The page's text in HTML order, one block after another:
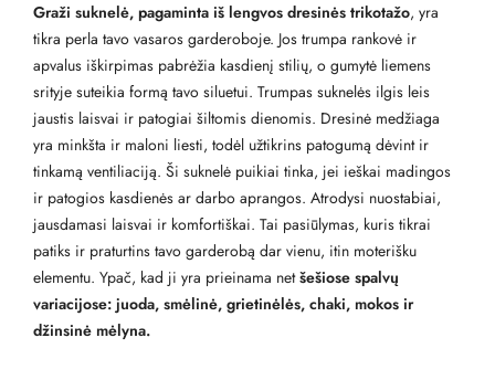
Graži suknelė, pagaminta iš lengvos dresinės trikotažo, yra
tikra perla tavo vasaros garderoboje. Jos trumpa rankovė ir
apvalus iškirpimas pabrėžia kasdienį stilių, o gumytė liemens
srityje suteikia formą tavo siluetui. Trumpas suknelės ilgis leis
jaustis laisvai ir patogiai šiltomis dienomis. Dresinė medžiaga
yra minkšta ir maloni liesti, todėl užtikrins patogumą dėvint ir
tinkamą ventiliaciją. Ši suknelė puikiai tinka, jei ieškai madingos
ir patogios kasdienės ar darbo aprangos. Atrodysi nuostabiai,
jausdamasi laisvai ir komfortiškai. Tai pasiūlymas, kuris tikrai
patiks ir praturtins tavo garderobą dar vienu, itin moterišku
elementu. Ypač, kad ji yra prieinama netšešiose spalvų
variacijose: juoda, smėlinė, grietinėlės, chaki, mokos ir
džinsinė mėlyna.